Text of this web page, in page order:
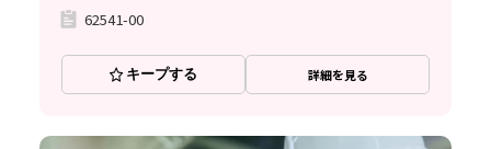
62541-00
キープする 詳細を見る